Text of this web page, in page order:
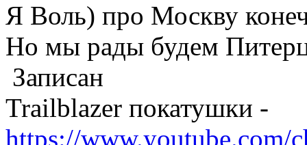
Я Воль) про Москву
Но мы рады будем
Записан
Trailblazer покатушки -
https://